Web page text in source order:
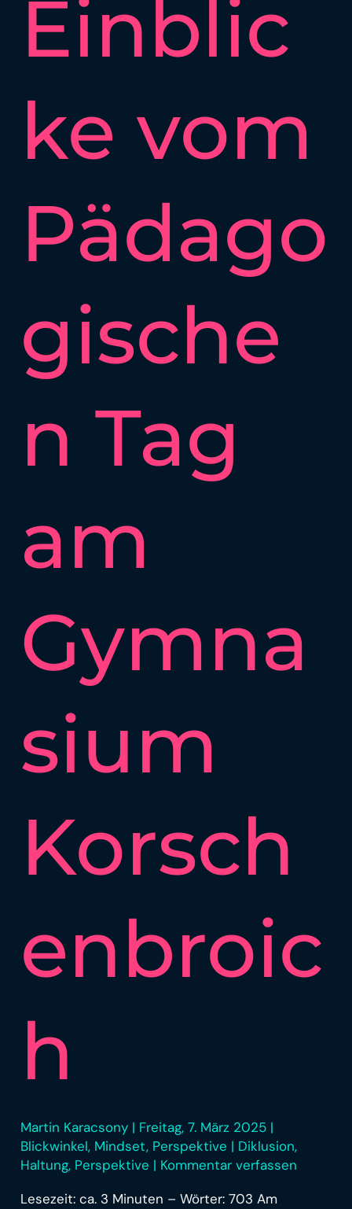
Einblic
ke vom
Pädago
gische
n Tag
am
Gymna
sium
Korsch
enbroic
h
Martin Karacsony | Freitag, 7. März 2025 |
Blickwinkel, Mindset, Perspektive | Diklusion,
Haltung, Perspektive | Kommentar verfassen
Lesezeit: ca. 3 Minuten – Wörter: 703 Am